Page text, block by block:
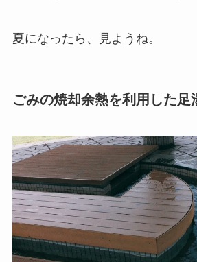
夏になったら、見ようね。
ごみの焼却余熱を利用した足